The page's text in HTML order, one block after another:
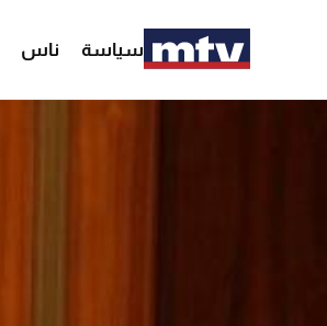
سياسة ناس